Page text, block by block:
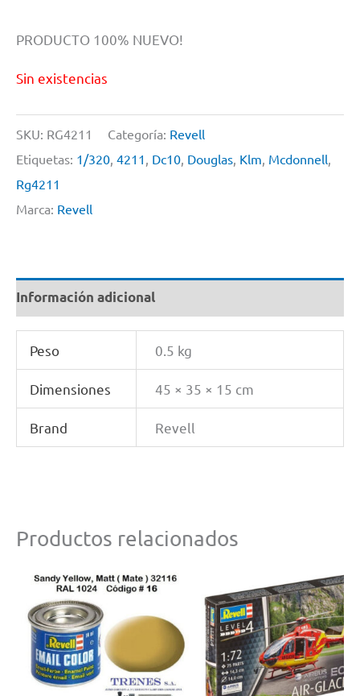
PRODUCTO 100% NUEVO!
Sin existencias
SKU: RG4211 Categoría: Revell
Etiquetas: 1/320, 4211 , Dc10, Douglas, Klm, Mcdonnell,
Rg4211
Marca: Revell
Información adicional
Peso 0.5 kg
Dimensiones 45 × 35 × 15 cm
Brand Revell
Productos relacionados